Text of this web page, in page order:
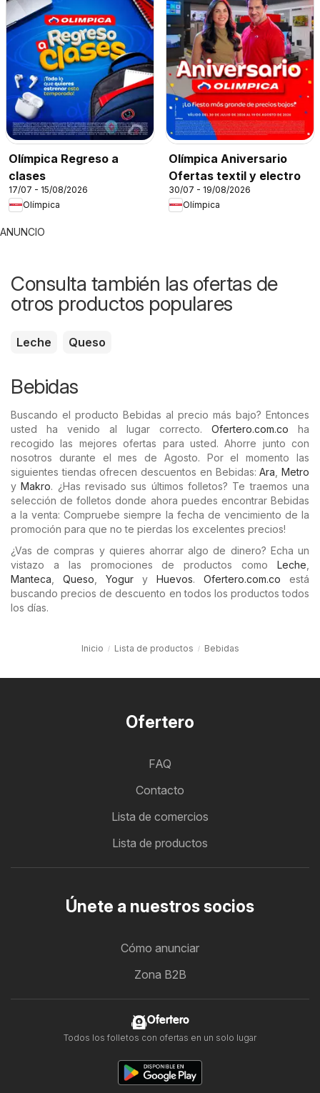
Olímpica Regreso a
clases
17/07 - 15/08/2026
Olímpica
Olímpica Aniversario
Ofertas textil y electro
30/07 - 19/08/2026
Olímpica
ANUNCIO
Consulta también las ofertas de
otros productos populares
Leche Queso
Bebidas
Buscando el producto Bebidas al precio más bajo? Entonces
usted ha venido al lugar correcto. Ofertero.com.co ha
recogido las mejores ofertas para usted. Ahorre junto con
nosotros durante el mes de Agosto. Por el momento las
siguientes tiendas ofrecen descuentos en Bebidas:Ara ,Metro
yMakro. ¿Has revisado sus últimos folletos? Te traemos una
selección de folletos donde ahora puedes encontrar Bebidas
a la venta: Compruebe siempre la fecha de vencimiento de la
promoción para que no te pierdas los excelentes precios!
¿Vas de compras y quieres ahorrar algo de dinero? Echa un
vistazo a las promociones de productos como Leche
Manteca
Queso Yogur y Huevos. Ofertero.com.co está
buscando precios de descuento en todos los productos todos
los días.
Inicio Lista de productos Bebidas
Ofertero
FAQ
Contacto
Lista de comercios
Lista de productos
Únete a nuestros socios
Cómo anunciar
Zona B2B
Ofertero
Todos los folletos con ofertas en un solo lugar